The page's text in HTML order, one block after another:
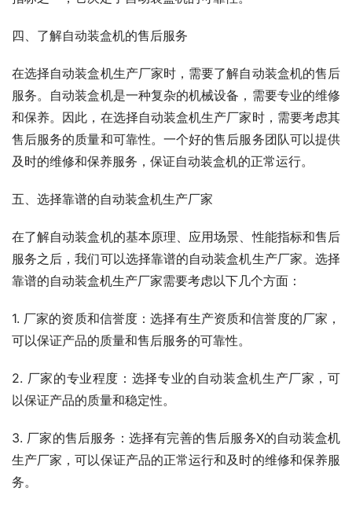
四、了解自动装盒机的售后服务
在选择自动装盒机生产厂家时，需要了解自动装盒机的售后
服务。自动装盒机是一种复杂的机械设备，需要专业的维修
和保养。因此，在选择自动装盒机生产厂家时，需要考虑其
售后服务的质量和可靠性。一个好的售后服务团队可以提供
及时的维修和保养服务，保证自动装盒机的正常运行。
五、选择靠谱的自动装盒机生产厂家
在了解自动装盒机的基本原理、应用场景、性能指标和售后
服务之后，我们可以选择靠谱的自动装盒机生产厂家。选择
靠谱的自动装盒机生产厂家需要考虑以下几个方面：
1. 厂家的资质和信誉度：选择有生产资质和信誉度的厂家，
可以保证产品的质量和售后服务的可靠性。
2. 厂家的专业程度：选择专业的自动装盒机生产厂家，可
以保证产品的质量和稳定性。
3. 厂家的售后服务：选择有完善的售后服务X的自动装盒机
生产厂家，可以保证产品的正常运行和及时的维修和保养服
务。